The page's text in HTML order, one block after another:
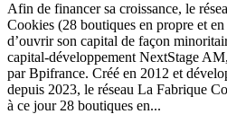
Afin de financer sa croissance, le
Cookies (28 boutiques en propre et
d’ouvrir son capital de façon
capital-développement NextStage
par Bpifrance. Créé en 2012 et
depuis 2023, le réseau La Fabrique
à ce jour 28 boutiques en...